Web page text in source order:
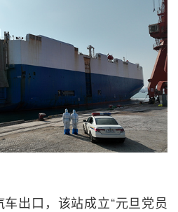
出口，该站成立“元旦党员